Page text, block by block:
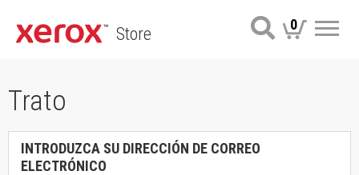
Store 0
Trato
INTRODUZCA SU DIRECCIÓN DE CORREO
ELECTRÓNICO